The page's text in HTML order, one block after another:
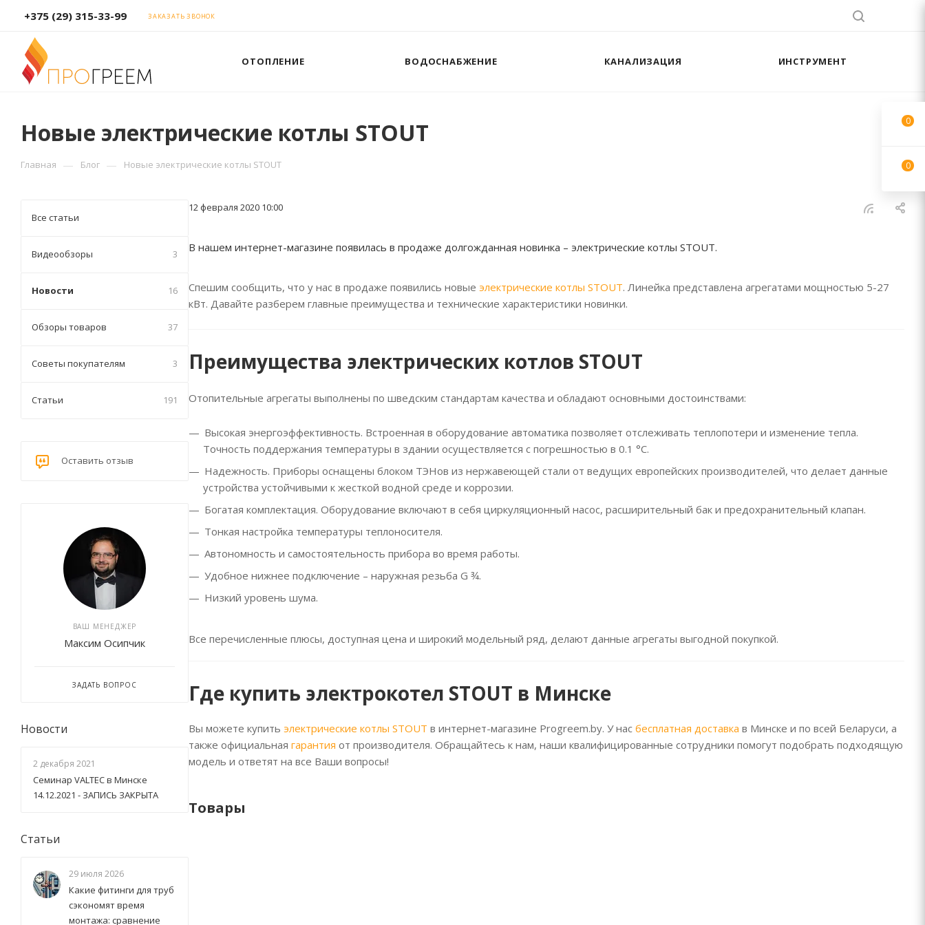
+375 (29) 315-33-99 ЗАКАЗАТЬ ЗВОНОК
ОТОПЛЕНИЕ ВОДОСНАБЖЕНИЕ КАНАЛИЗАЦИЯ ИНСТРУМЕНТ
Новые электрические котлы STOUT
Главная — Блог — Новые электрические котлы STOUT
12 февраля 2020 10:00
В нашем интернет-магазине появилась в продаже долгожданная новинка – электрические котлы STOUT.
Спешим сообщить, что у нас в продаже появились новые электрические котлы STOUT. Линейка представлена агрегатами мощностью 5-27
кВт. Давайте разберем главные преимущества и технические характеристики новинки.
Преимущества электрических котлов STOUT
Отопительные агрегаты выполнены по шведским стандартам качества и обладают основными достоинствами:
Высокая энергоэффективность. Встроенная в оборудование автоматика позволяет отслеживать теплопотери и изменение тепла.
Точность поддержания температуры в здании осуществляется с погрешностью в 0.1 °С.
Надежность. Приборы оснащены блоком ТЭНов из нержавеющей стали от ведущих европейских производителей, что делает данные
устройства устойчивыми к жесткой водной среде и коррозии.
Богатая комплектация. Оборудование включают в себя циркуляционный насос, расширительный бак и предохранительный клапан.
Тонкая настройка температуры теплоносителя.
Автономность и самостоятельность прибора во время работы.
Удобное нижнее подключение – наружная резьба G ¾.
Низкий уровень шума.
Все перечисленные плюсы, доступная цена и широкий модельный ряд, делают данные агрегаты выгодной покупкой.
Где купить электрокотел STOUT в Минске
Вы можете купить электрические котлы STOUT в интернет-магазине Progreem.by. У нас бесплатная доставка в Минске и по всей Беларуси, а
также официальная гарантия от производителя. Обращайтесь к нам, наши квалифицированные сотрудники помогут подобрать подходящую
модель и ответят на все Ваши вопросы!
Товары
Все статьи
Видеообзоры 3
Новости 16
Обзоры товаров 37
Советы покупателям 3
Статьи 191
Оставить отзыв
ВАШ МЕНЕДЖЕР
Максим Осипчик
ЗАДАТЬ ВОПРОС
Новости
2 декабря 2021
Семинар VALTEC в Минске
14.12.2021 - ЗАПИСЬ ЗАКРЫТА
Статьи
29 июля 2026
Какие фитинги для труб
сэкономят время
монтажа: сравнение
0
0